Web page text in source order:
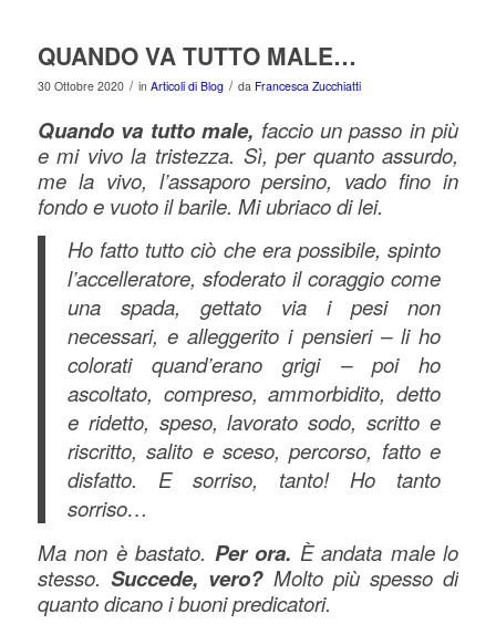
QUANDO VA TUTTO MALE…
30 Ottobre 2020 / in Articoli di Blog / da Francesca Zucchiatti
Quando va tutto male, faccio un passo in più
e mi vivo la tristezza. Sì, per quanto assurdo,
me la vivo, l’assaporo persino, vado fino in
fondo e vuoto il barile. Mi ubriaco di lei.
Ho fatto tutto ciò che era possibile, spinto
l’accelleratore, sfoderato il coraggio come
una spada, gettato via i pesi non
necessari, e alleggerito i pensieri – li ho
colorati quand’erano grigi – poi ho
ascoltato, compreso, ammorbidito, detto
e ridetto, speso, lavorato sodo, scritto e
riscritto, salito e sceso, percorso, fatto e
disfatto. E sorriso, tanto! Ho tanto
sorriso…
Ma non è bastato. Per ora. È andata male lo
stesso. Succede, vero?Molto più spesso di
quanto dicano i buoni predicatori.